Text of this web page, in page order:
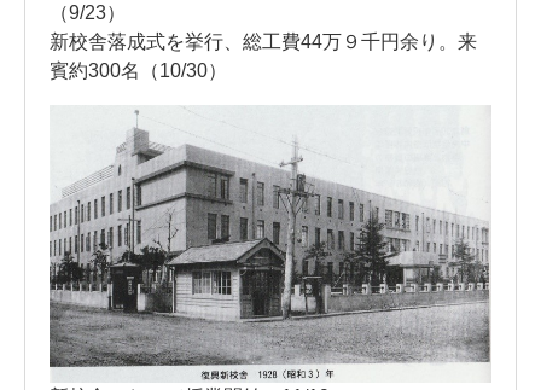
（9/23）
新校舎落成式を挙行、総工費44万９千円余り。来
賓約300名（10/30）